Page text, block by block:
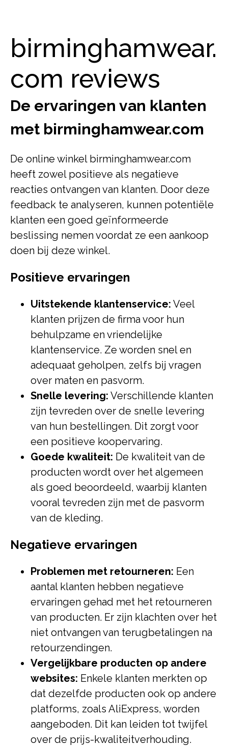
birminghamwear.
com reviews
De ervaringen van klanten
met birminghamwear.com
De online winkel birminghamwear.com
heeft zowel positieve als negatieve
reacties ontvangen van klanten. Door deze
feedback te analyseren, kunnen potentiële
klanten een goed geïnformeerde
beslissing nemen voordat ze een aankoop
doen bij deze winkel.
Positieve ervaringen
Uitstekende klantenservice: Veel
klanten prijzen de firma voor hun
behulpzame en vriendelijke
klantenservice. Ze worden snel en
adequaat geholpen, zelfs bij vragen
over maten en pasvorm.
Snelle levering: Verschillende klanten
zijn tevreden over de snelle levering
van hun bestellingen. Dit zorgt voor
een positieve koopervaring.
Goede kwaliteit: De kwaliteit van de
producten wordt over het algemeen
als goed beoordeeld, waarbij klanten
vooral tevreden zijn met de pasvorm
van de kleding.
Negatieve ervaringen
Problemen met retourneren: Een
aantal klanten hebben negatieve
ervaringen gehad met het retourneren
van producten. Er zijn klachten over het
niet ontvangen van terugbetalingen na
retourzendingen.
Vergelijkbare producten op andere
websites: Enkele klanten merkten op
dat dezelfde producten ook op andere
platforms, zoals AliExpress, worden
aangeboden. Dit kan leiden tot twijfel
over de prijs-kwaliteitverhouding.